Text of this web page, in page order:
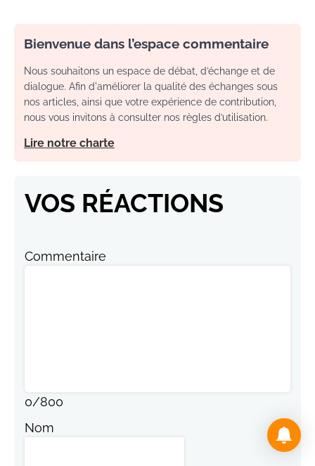
Bienvenue dans l’espace commentaire
Nous souhaitons un espace de débat, d’échange et de
dialogue. Afin d'améliorer la qualité des échanges sous
nos articles, ainsi que votre expérience de contribution,
nous vous invitons à consulter nos règles d’utilisation.
Lire notre charte
VOS RÉACTIONS
Commentaire
0/800
Nom